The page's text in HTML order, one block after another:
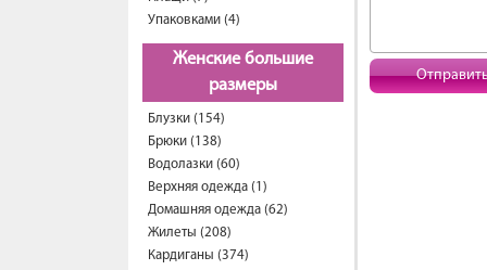
Упаковками (4)
Женские большие
размеры
Блузки (154)
Брюки (138)
Водолазки (60)
Верхняя одежда (1)
Домашняя одежда (62)
Жилеты (208)
Кардиганы (374)